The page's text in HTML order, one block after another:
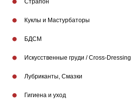
Страпон
Куклы и Мастурбаторы
БДСМ
Искусственные груди / Cross-Dressing
Лубриканты, Смазки
Гигиена и уход